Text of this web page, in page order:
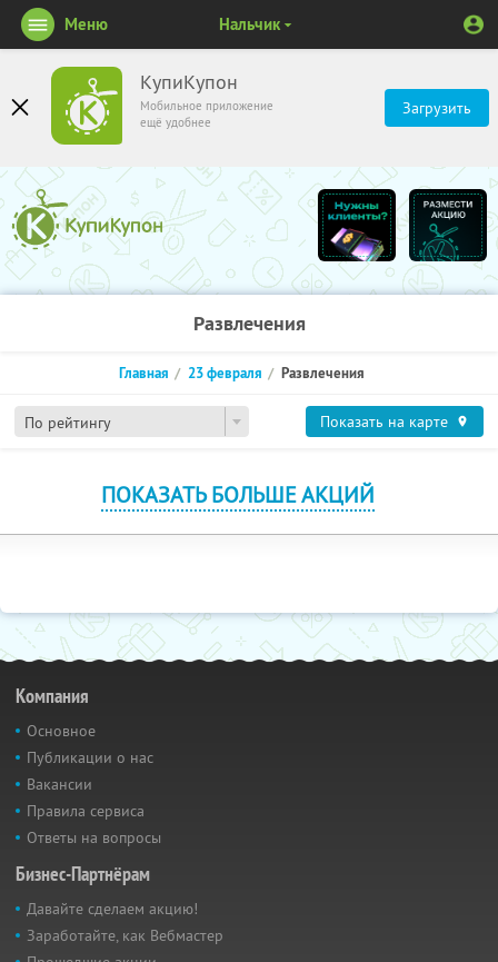
КупиКупон
Мобильное приложение
ещё удобнее
Загрузить
Меню Нальчик
Развлечения
По рейтингу
Главная 23 февраля Развлечения
Показать на карте
ПОКАЗАТЬ БОЛЬШЕ АКЦИЙ
Компания
Основное
Публикации о нас
Вакансии
Правила сервиса
Ответы на вопросы
Бизнес-Партнёрам
Давайте сделаем акцию!
Заработайте, как Вебмастер